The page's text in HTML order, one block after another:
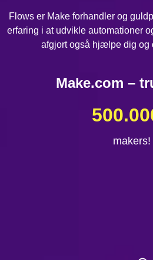
Flows er Make forhandler og
erfaring i at udvikle automationer
afgjort også hjælpe dig og
Make.com –
makers!